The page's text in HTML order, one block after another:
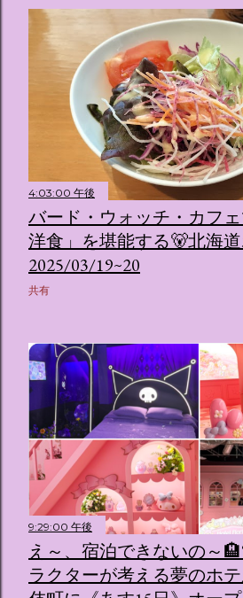
4:03:00 午後
バード・ウォッチ・カフ
洋食」を堪能する🐻北海
2025/03/19~20
共有
9:29:00 午後
え～、宿泊できないの～
ラクターが考える夢のホ